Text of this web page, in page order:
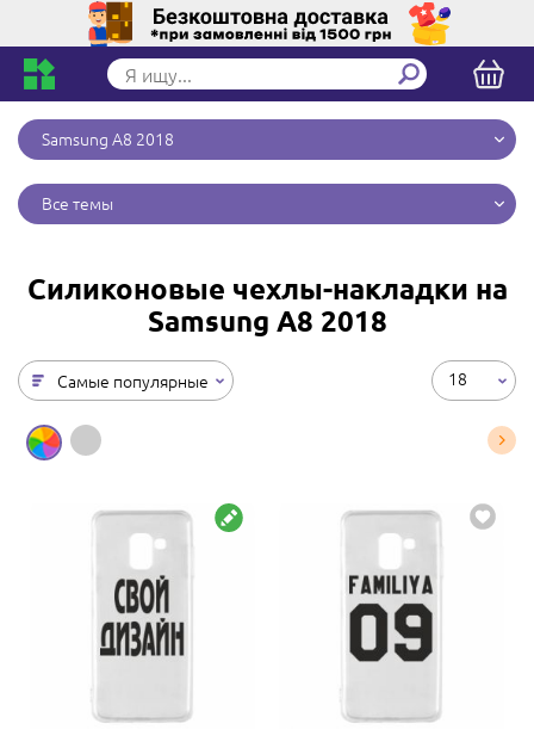
Samsung A8 2018
Все темы
Силиконовые чехлы-накладки на
Samsung A8 2018
Самые популярные 18